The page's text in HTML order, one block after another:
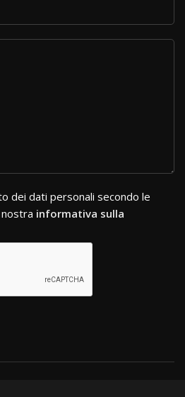
campo.
dei dati personali secondo le
informativa sulla